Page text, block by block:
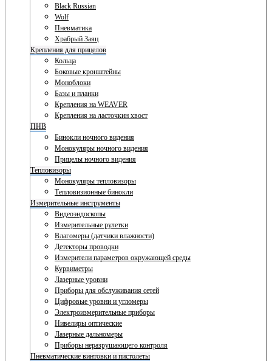
Black Russian
Wolf
Пневматика
Храбрый Заяц
Крепления для прицелов
Кольца
Боковые кронштейны
Моноблоки
Базы и планки
Крепления на WEAVER
Крепления на ласточкин хвост
ПНВ
Бинокли ночного видения
Монокуляры ночного видения
Прицелы ночного видения
Тепловизоры
Монокуляры тепловизоры
Тепловизионные бинокли
Измерительные инструменты
Видеоэндоскопы
Измерительные рулетки
Влагомеры (датчики влажности)
Детекторы проводки
Измерители параметров окружающей среды
Курвиметры
Лазерные уровни
Приборы для обслуживания сетей
Цифровые уровни и угломеры
Электроизмерительные приборы
Нивелиры оптические
Лазерные дальномеры
Приборы неразрушающего контроля
Пневматические винтовки и пистолеты